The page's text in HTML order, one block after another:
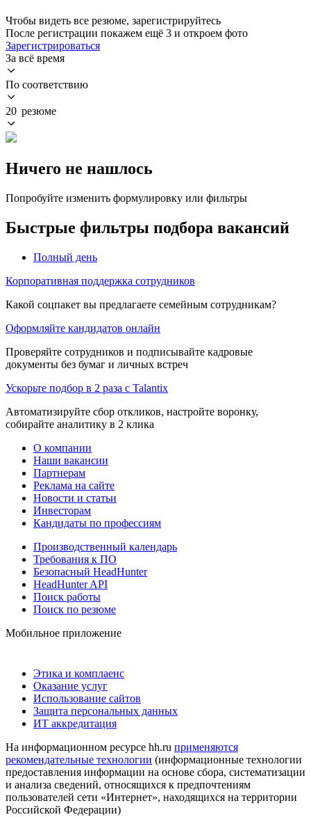
Чтобы видеть все резюме, зарегистрируйтесь
После регистрации покажем ещё 3 и откроем фото
Зарегистрироваться
За всё время
По соответствию
20 резюме
Ничего не нашлось
Попробуйте изменить формулировку или фильтры
Быстрые фильтры подбора вакансий
Полный день
Корпоративная поддержка сотрудников
Какой соцпакет вы предлагаете семейным сотрудникам?
Оформляйте кандидатов онлайн
Проверяйте сотрудников и подписывайте кадровые
документы без бумаг и личных встреч
Ускорьте подбор в 2 раза с Talantix
Автоматизируйте сбор откликов, настройте воронку,
собирайте аналитику в 2 клика
О компании
Наши вакансии
Партнерам
Реклама на сайте
Новости и статьи
Инвесторам
Кандидаты по профессиям
Производственный календарь
Требования к ПО
Безопасный HeadHunter
HeadHunter API
Поиск работы
Поиск по резюме
Мобильное приложение
Этика и комплаенс
Оказание услуг
Использование сайтов
Защита персональных данных
ИТ аккредитация
На информационном ресурсе hh.ru применяются
рекомендательные технологии (информационные технологии
предоставления информации на основе сбора, систематизации
и анализа сведений, относящихся к предпочтениям
пользователей сети «Интернет», находящихся на территории
Российской Федерации)